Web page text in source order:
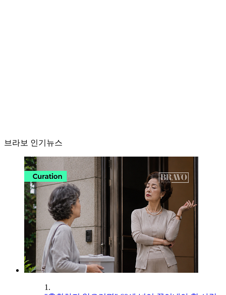
브라보 인기뉴스
1.